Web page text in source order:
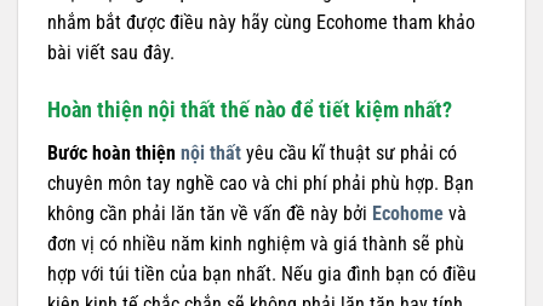
nhắm bắt được điều này hãy cùng Ecohome tham khảo
bài viết sau đây.
Hoàn thiện nội thất thế nào để tiết kiệm nhất?
Bước hoàn thiện nội thất yêu cầu kĩ thuật sư phải có
chuyên môn tay nghề cao và chi phí phải phù hợp. Bạn
không cần phải lăn tăn về vấn đề này bởi Ecohome và
đơn vị có nhiều năm kinh nghiệm và giá thành sẽ phù
hợp với túi tiền của bạn nhất. Nếu gia đình bạn có điều